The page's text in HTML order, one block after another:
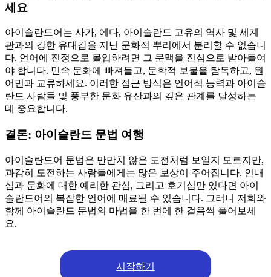
세요
아이슬란드어는 사가, 에다, 아이슬란드 고유의 역사 및 세계
관과의 강한 유대감을 지닌 문화적 뿌리에서 분리할 수 없습니
다. 언어에 진정으로 몰입하려면 그 문맥을 진심으로 받아들여
야 합니다. 민속 문화에 빠져들고, 문학적 보물을 탐독하고, 원
어민과 교류하세요. 이러한 접근 방식은 언어적 능력과 아이슬
란드 사람들 및 풍부한 문화 유산과의 깊은 관계를 달성하는
데 중요합니다.
결론: 아이슬란드 문법 여행
아이슬란드어 문법은 만만치 않은 도전처럼 보일지 모르지만,
과감히 도전하는 사람들에게는 많은 보상이 주어집니다. 인내
심과 문화에 대한 예리한 관심, 그리고 호기심만 있다면 아이
슬란드어의 복잡한 언어에 매료될 수 있습니다. 그러니 저희와
함께 아이슬란드 문법의 마법을 한 번에 한 걸음씩 풀어보세
요.
시작하기